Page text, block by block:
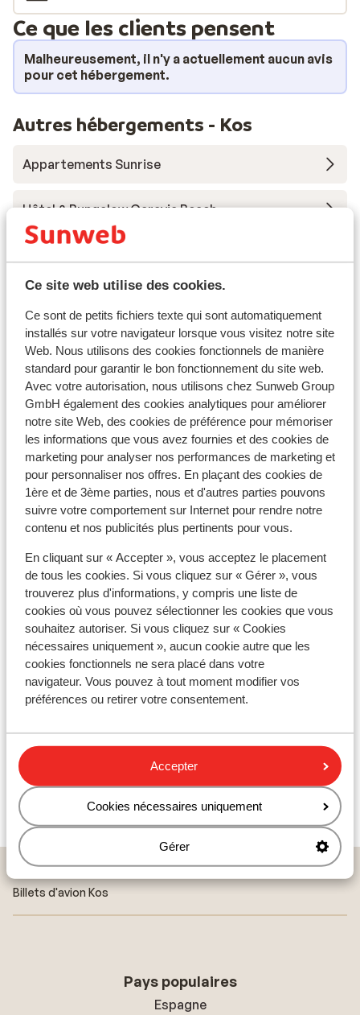
Ce site web utilise des cookies.
Ce sont de petits fichiers texte qui sont automatiquement
installés sur votre navigateur lorsque vous visitez notre site
Web. Nous utilisons des cookies fonctionnels de manière
standard pour garantir le bon fonctionnement du site web.
Avec votre autorisation, nous utilisons chez Sunweb Group
GmbH également des cookies analytiques pour améliorer
notre site Web, des cookies de préférence pour mémoriser
les informations que vous avez fournies et des cookies de
marketing pour analyser nos performances de marketing et
pour personnaliser nos offres. En plaçant des cookies de
1ère et de 3ème parties, nous et d'autres parties pouvons
suivre votre comportement sur Internet pour rendre notre
contenu et nos publicités plus pertinents pour vous.
En cliquant sur « Accepter », vous acceptez le placement
de tous les cookies. Si vous cliquez sur « Gérer », vous
trouverez plus d'informations, y compris une liste de
cookies où vous pouvez sélectionner les cookies que vous
souhaitez autoriser. Si vous cliquez sur « Cookies
nécessaires uniquement », aucun cookie autre que les
cookies fonctionnels ne sera placé dans votre
navigateur. Vous pouvez à tout moment modifier vos
préférences ou retirer votre consentement.
Accepter
Cookies nécessaires uniquement
Gérer
Ce que les clients pensent
Malheureusement, il n'y a actuellement aucun avis
pour cet hébergement.
Autres hébergements - Kos
Appartements Sunrise
Hôtel & Bungalow Caravia Beach
Atlantica Marmari Beach
Hotel Apollon Windmill - adults only
Hôtel Atlantica Thalassa
Hôtel Mitsis Ramira
Hôtel Grand Blue Beach Resort
Hôtel Mitsis Selection Blue Domes
Hôtel & Suites Dimitra Beach - all-inclusive
Oneiro Boutique - Réservé aux adultes
Harmony Crest Resort & Spa - réservé aux
Hôtel Canvas by Mitsis Family Village
Hôtel Mitsis Summer Palace Beach
Home vacances Grèce Kos
Kardamena
Billets d'avion Kos
Pays populaires
Espagne